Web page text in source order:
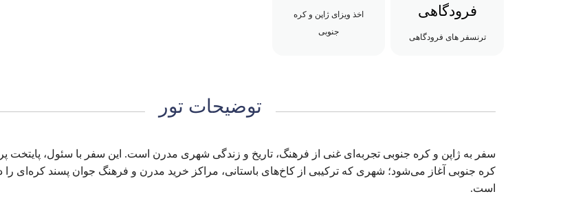
فرودگاهی
ترنسفر های فرودگاهی
اخذ ویزای ژاپن و کره
جنوبی
توضیحات تور
سفر به ژاپن و کره جنوبی تجربه‌ای غنی از فرهنگ، تاریخ و زندگی شهری مدرن است. این سفر با سئول،
کره جنوبی آغاز می‌شود؛ شهری که ترکیبی از کاخ‌های باستانی، مراکز خرید مدرن و فرهنگ جوان‌ پسند کره‌ای را
است.